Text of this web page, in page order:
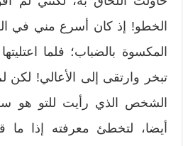
الخطو! إذ كان أسرع مني في
المكسوة بالضباب؛ فلما
تبخر وارتقى إلى الأعالي!
الشخص الذي رأيت للتو هو
أيضا، لتخطئ معرفته إذا